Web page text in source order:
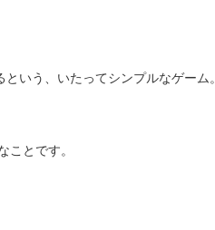
いう、いたってシンプルなゲーム。
とです。